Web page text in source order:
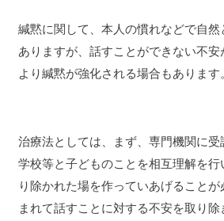
緘黙に関して、本人の慣れなどで自然
ありますが、話すことができない不安
より緘黙が強化される場合もあります。
治療法としては、まず、専門機関に
学校等と子どものことを相互理解を行
り除かれた場を作っていあげること
まれて話すことに対する不安を取り除